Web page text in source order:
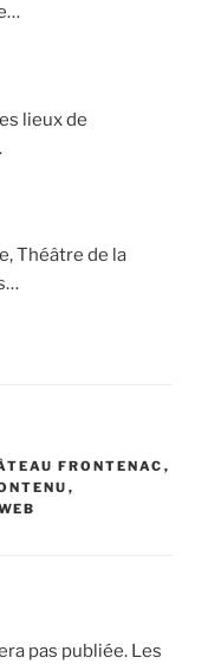
lieux de
Théâtre de la
FRONTENAC ,
,
pas publiée. Les